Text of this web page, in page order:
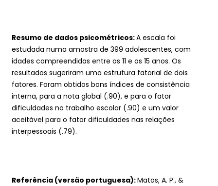
Resumo de dados psicométricos: A escala foi
estudada numa amostra de 399 adolescentes, com
idades compreendidas entre os 11 e os 15 anos. Os
resultados sugeriram uma estrutura fatorial de dois
fatores. Foram obtidos bons índices de consistência
interna, para a nota global (.90), e para o fator
dificuldades no trabalho escolar (.90) e um valor
aceitável para o fator dificuldades nas relações
interpessoais (.79).
Referência (versão portuguesa): Matos, A. P., &